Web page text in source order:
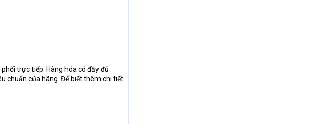
trực tiếp. Hàng hóa có đầy đủ
chuẩn của hãng. Để biết thêm chi tiết